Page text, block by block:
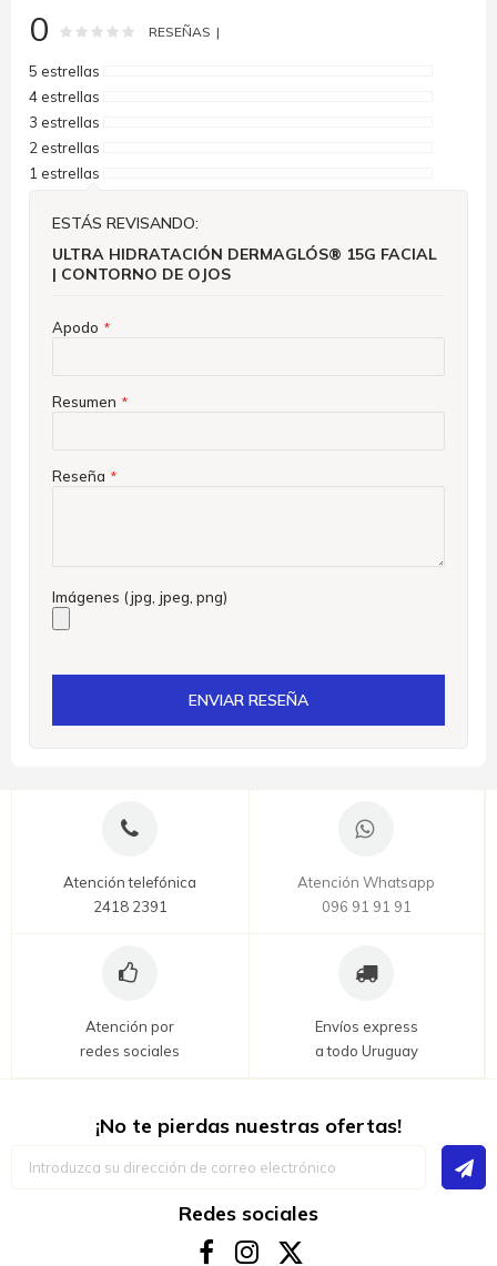
0 Rating: % of100
RESEÑAS
5 estrellas
4 estrellas
3 estrellas
2 estrellas
1 estrellas
ESTÁS REVISANDO:
ULTRA HIDRATACIÓN DERMAGLÓS® 15G FACIAL
| CONTORNO DE OJOS
Apodo
Resumen
Reseña
Imágenes (jpg, jpeg, png)
ENVIAR RESEÑA
Atención telefónica
2418 2391
Atención Whatsapp
096 91 91 91
Atención por
redes sociales
Envíos express
a todo Uruguay
¡No te pierdas nuestras ofertas!
Redes sociales